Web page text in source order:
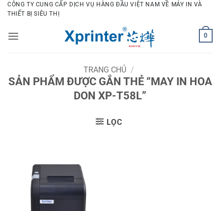
Bỏ
qua
dung
CÔNG TY CUNG CẤP DỊCH VỤ HÀNG ĐẦU VIỆT NAM VỀ MÁY IN VÀ
THIẾT BỊ SIÊU THỊ
0
TRANG CHỦ /
SẢN PHẨM ĐƯỢC GẮN THẺ “MAY IN HOA
DON XP-T58L”
LỌC